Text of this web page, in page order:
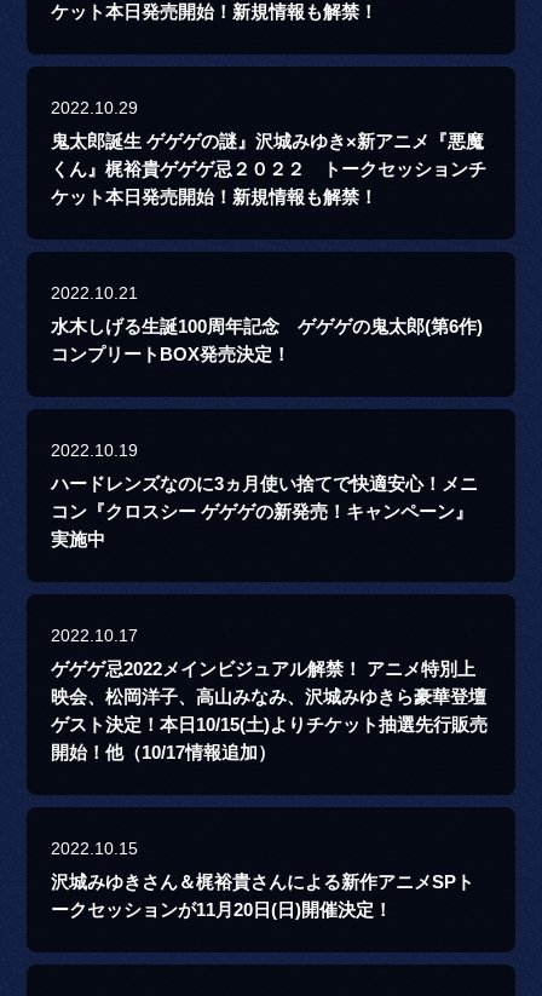
ケット本日発売開始！新規情報も解禁！
2022.10.29
鬼太郎誕生 ゲゲゲの謎』沢城みゆき×新アニメ『悪魔
くん』梶裕貴ゲゲゲ忌２０２２ トークセッションチ
ケット本日発売開始！新規情報も解禁！
2022.10.21
水木しげる生誕100周年記念 ゲゲゲの鬼太郎(第6作)
コンプリートBOX発売決定！
2022.10.19
ハードレンズなのに3ヵ月使い捨てで快適安心！メニ
コン『クロスシー ゲゲゲの新発売！キャンペーン』
実施中
2022.10.17
ゲゲゲ忌2022メインビジュアル解禁！ アニメ特別上
映会、松岡洋子、高山みなみ、沢城みゆきら豪華登壇
ゲスト決定！本日10/15(土)よりチケット抽選先行販売
開始！他（10/17情報追加）
2022.10.15
沢城みゆきさん＆梶裕貴さんによる新作アニメSPト
ークセッションが11月20日(日)開催決定！